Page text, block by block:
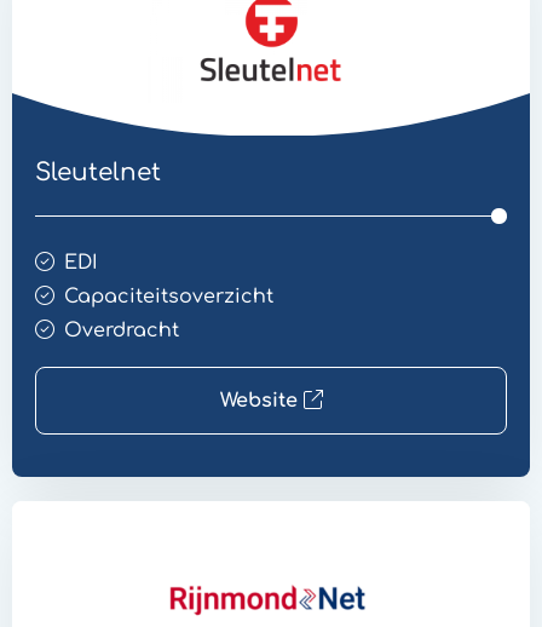
Sleutelnet
EDI
Capaciteitsoverzicht
Overdracht
Website